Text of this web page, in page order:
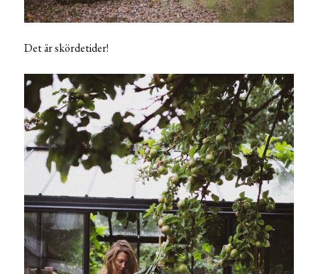
Det är skördetider!